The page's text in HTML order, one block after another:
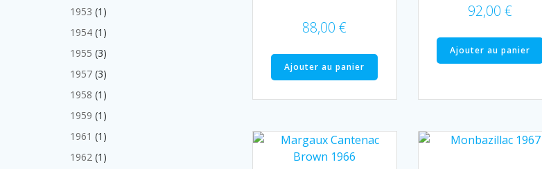
1953 1 1
1954 1 1
1955 33
1957 33
1958 1 1
1959 1 1
1961 1 1
1962 1 1
88,00€
Ajouter au panier
92,00 €
Ajouter au panier